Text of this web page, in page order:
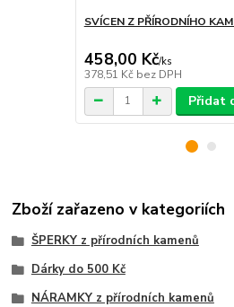
SVÍCEN Z PŘÍRODNÍHO
458,00 Kč/ks
378,51 Kč bez DPH
Přidat
Zboží zařazeno v kategoriích
ŠPERKY z přírodních kamenů
Dárky do 500 Kč
NÁRAMKY z přírodních kamenů